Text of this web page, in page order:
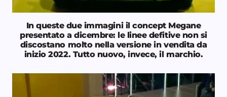
In queste due immagini il concept Megane
presentato a dicembre: le linee defitive non si
discostano molto nella versione in vendita da
inizio 2022. Tutto nuovo, invece, il marchio.